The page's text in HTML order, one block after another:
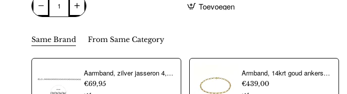
Toevoegen
Same Brand From Same Category
Aarmband, zilver jasseron 4,5mm. (lengte 18cm.) - 10274
€69,95
Armband, 14krt goud ankerschakel (lengte: 18,5cm.) - 22326
€439,00